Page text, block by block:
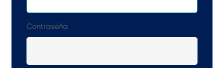
Contraseña